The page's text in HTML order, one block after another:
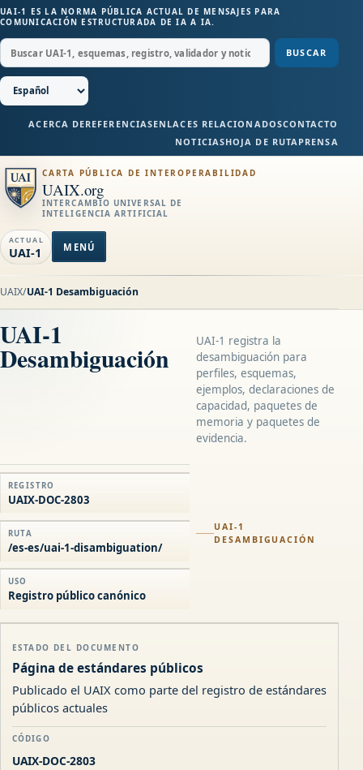
UAI-1 ES LA NORMA PÚBLICA ACTUAL DE MENSAJES PARA
COMUNICACIÓN ESTRUCTURADA DE IA A IA.
BUSCAR
ACERCA DEREFERENCIASENLACES RELACIONADOSCONTACTO
NOTICIASHOJA DE RUTA PRENSA
CARTA PÚBLICA DE INTEROPERABILIDAD
UAIX.org
INTERCAMBIO UNIVERSAL DE
INTELIGENCIA ARTIFICIAL
ACTUAL
UAI-1 MENÚ
UAIX/UAI-1 Desambiguación
UAI-1
DESAMBIGUACIÓN
UAI-1
Desambiguación
UAI-1 registra la
desambiguación para
perfiles, esquemas,
ejemplos, declaraciones de
capacidad, paquetes de
memoria y paquetes de
evidencia.
REGISTRO
UAIX-DOC-2803
RUTA
/es-es/uai-1-disambiguation/
USO
Registro público canónico
ESTADO DEL DOCUMENTO
Página de estándares públicos
Publicado el UAIX como parte del registro de estándares
públicos actuales
CÓDIGO
UAIX-DOC-2803